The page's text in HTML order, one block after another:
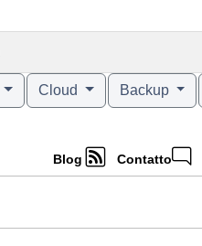
Cloud Backup
Blog Contatto